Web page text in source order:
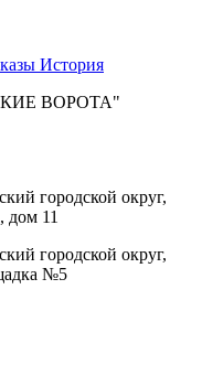
История
ВОРОТА"
городской округ,
дом 11
городской округ,
№5